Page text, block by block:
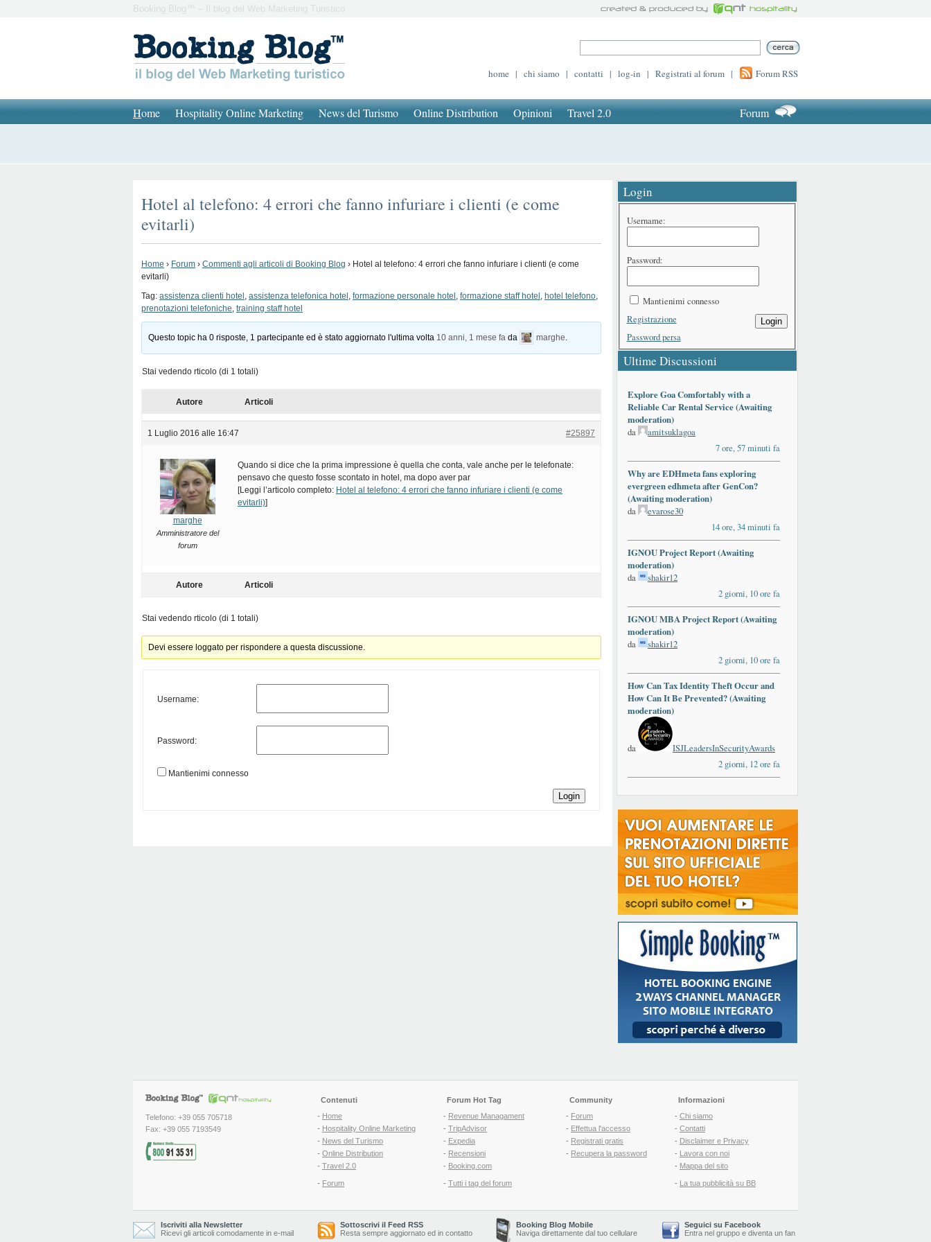
Booking Blog™ – Il blog del Web Marketing Turistico
home | chi siamo | contatti | log-in | Registrati al forum | Forum RSS
Home Hospitality Online Marketing News del Turismo Online Distribution Opinioni Travel 2.0 Forum
Hotel al telefono: 4 errori che fanno infuriare i clienti (e come
evitarli)
Home › Forum › Commenti agli articoli di Booking Blog › Hotel al telefono: 4 errori che fanno infuriare i clienti (e come
evitarli)
Tag: assistenza clienti hotel , assistenza telefonica hotel , formazione personale hotel , formazione staff hotel , hotel telefono,
prenotazioni telefoniche, training staff hotel
Questo topic ha 0 risposte, 1 partecipante ed è stato aggiornato l'ultima volta 10 anni, 1 mese fa da marghe
Stai vedendo rticolo (di 1 totali)
Autore Articoli
1 Luglio 2016 alle 16:47 #25897
marghe
Amministratore del
forum
Quando si dice che la prima impressione è quella che conta, vale anche per le telefonate:
pensavo che questo fosse scontato in hotel, ma dopo aver par
[Leggi l’articolo completo: Hotel al telefono: 4 errori che fanno infuriare i clienti (e come
evitarli)]
Autore Articoli
Stai vedendo rticolo (di 1 totali)
Devi essere loggato per rispondere a questa discussione.
Username:
Password:
Mantienimi connesso
Login
Login
Username:
Password:
Mantienimi connesso
Login
Registrazione
Password persa
Ultime Discussioni
Explore Goa Comfortably with a
Reliable Car Rental Service (Awaiting
moderation)
da
amitsuklagoa
7 ore, 57 minuti fa
Why are EDHmeta fans exploring
evergreen edhmeta after GenCon?
(Awaiting moderation)
da
evarose30
14 ore, 34 minuti fa
IGNOU Project Report (Awaiting
moderation)
da
shakir12
2 giorni, 10 ore fa
IGNOU MBA Project Report (Awaiting
moderation)
da
shakir12
2 giorni, 10 ore fa
How Can Tax Identity Theft Occur and
How Can It Be Prevented? (Awaiting
moderation)
da
ISJLeadersInSecurityAwards
2 giorni, 12 ore fa
Telefono: +39 055 705718
Fax: +39 055 7193549
Contenuti
- Home
- Hospitality Online Marketing
- News del Turismo
- Online Distribution
- Travel 2.0
- Forum
Forum Hot Tag
- Revenue Managament
- TripAdvisor
- Expedia
- Recensioni
- Booking.com
- Tutti i tag del forum
Community
- Forum
- Effettua l'accesso
- Registrati gratis
- Recupera la password
Informazioni
- Chi siamo
- Contatti
- Disclaimer e Privacy
- Lavora con noi
- Mappa del sito
- La tua pubblicità su BB
Iscriviti alla Newsletter
Ricevi gli articoli comodamente in e-mail
Sottoscrivi il Feed RSS
Resta sempre aggiornato ed in contatto
Booking Blog Mobile
Naviga direttamente dal tuo cellulare
Seguici su Facebook
Entra nel gruppo e diventa un fan